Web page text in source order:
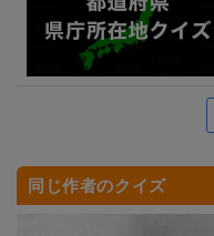
同じ作者のクイズ